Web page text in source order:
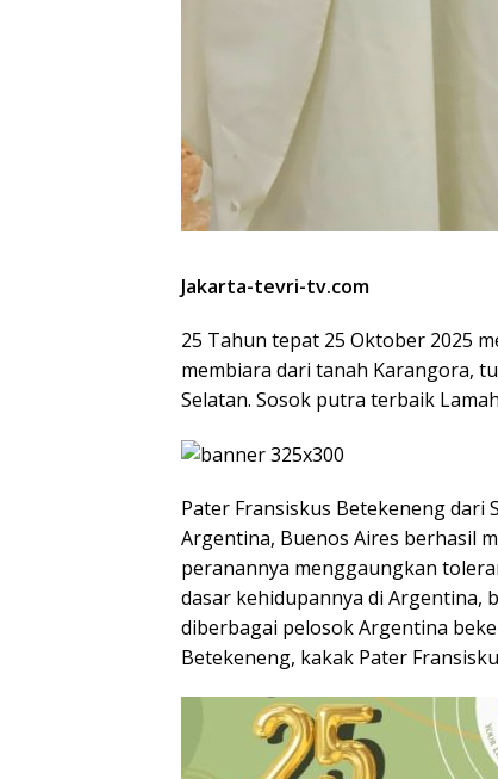
Jakarta-tevri-tv.com
25 Tahun tepat 25 Oktober 2025
membiara dari tanah Karangora,
Selatan. Sosok putra terbaik
Pater Fransiskus Betekeneng dari
Argentina, Buenos Aires berhasil
peranannya menggaungkan
dasar kehidupannya di Argentina,
diberbagai pelosok Argentina
Betekeneng, kakak Pater